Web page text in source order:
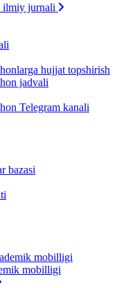
ilmiy jurnali
hujjat topshirish
jadvali
Telegram kanali
bazasi
mobilligi
mobilligi